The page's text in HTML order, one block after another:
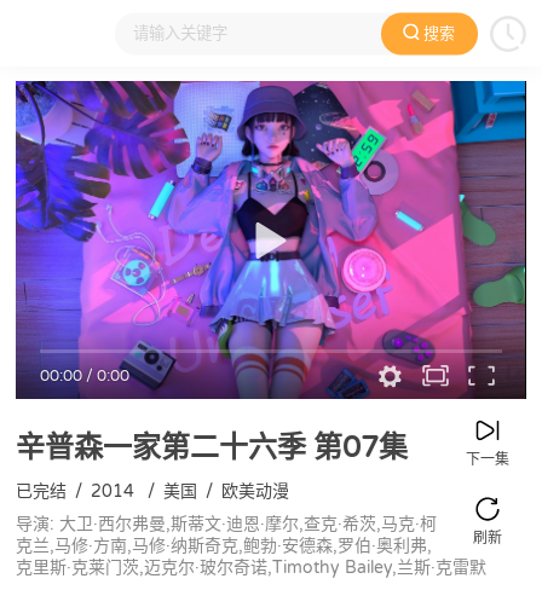
搜索
大家在看 日本动漫 国产动漫 欧美动漫 动漫电影
00:00/0:00
辛普森一家第二十六季第07集 下一集
刷新
已完结 / 2014 / 美国 / 欧美动漫
导演: 大卫·西尔弗曼,斯蒂文·迪恩·摩尔,查克·希茨,马克·柯
克兰,马修·方南,马修·纳斯奇克,鲍勃·安德森,罗伯·奥利弗,
克里斯·克莱门茨,迈克尔·玻尔奇诺,Timothy Bailey,兰斯·克雷默